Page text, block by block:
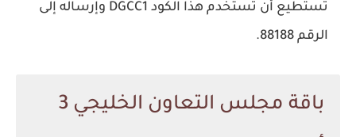
تستطيع أن تستخدم هذا الكود DGCC1 وإرساله إلى
الرقم 88188.
باقة مجلس التعاون الخليجي 3